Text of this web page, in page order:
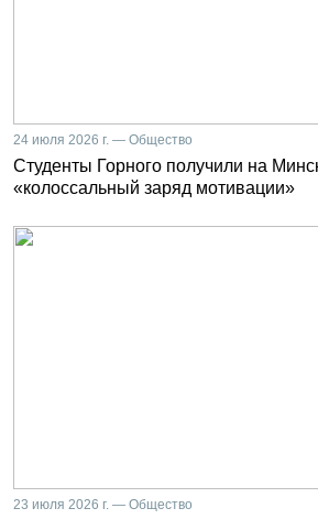
24 июля 2026 г. — Общество
Студенты Горного получили на
«колоссальный заряд мотивации»
23 июля 2026 г. — Общество